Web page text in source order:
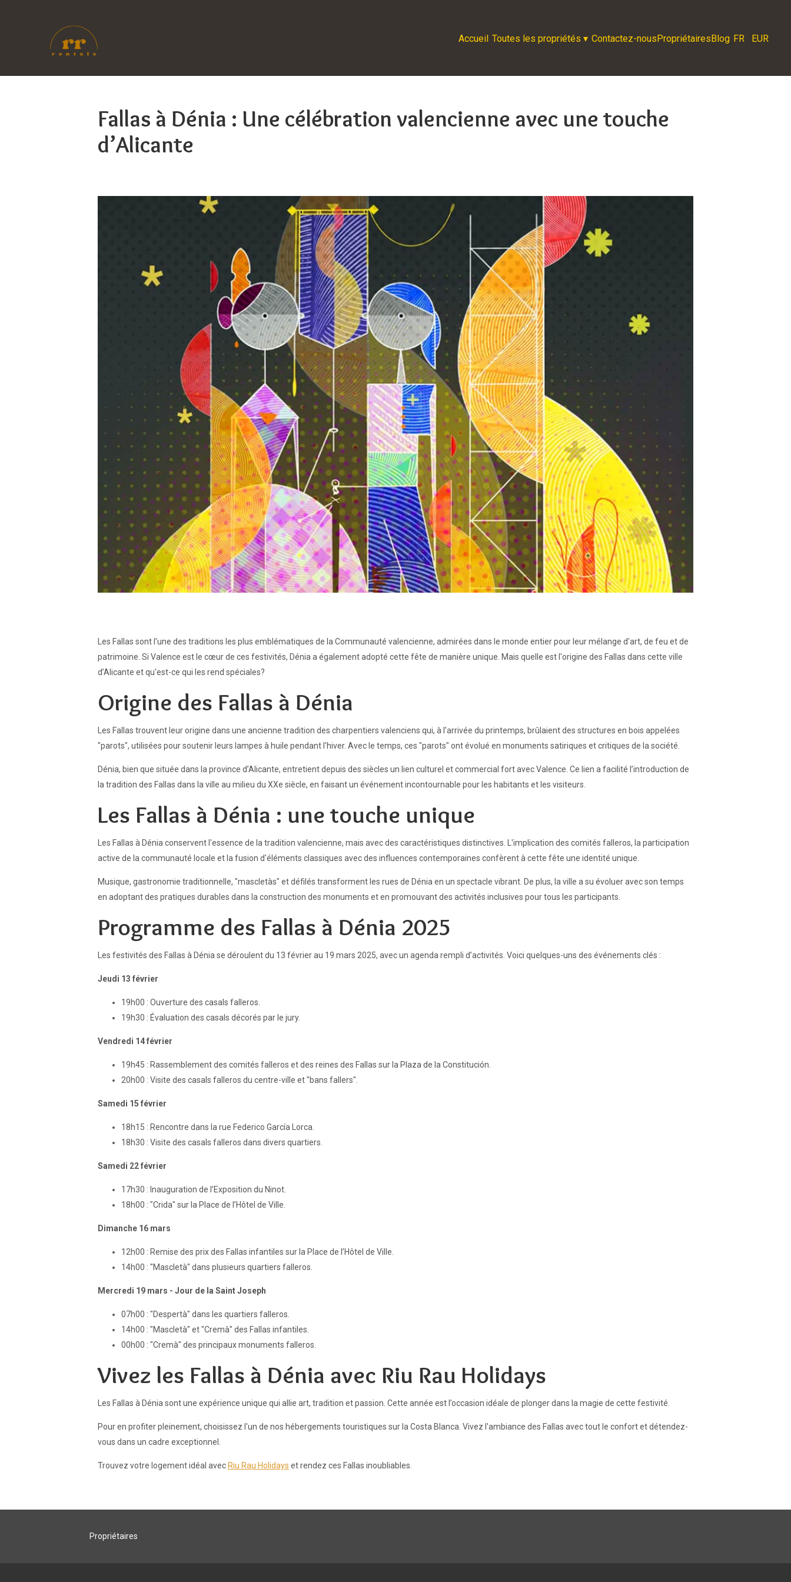
Accueil Toutes les propriétés ▾ Contactez-nousPropriétairesBlog FR EUR
Fallas à Dénia : Une célébration valencienne avec une touche
d’Alicante
Les Fallas sont l'une des traditions les plus emblématiques de la Communauté valencienne, admirées dans le monde entier pour leur mélange d'art, de feu et de
patrimoine. Si Valence est le cœur de ces festivités, Dénia a également adopté cette fête de manière unique. Mais quelle est l'origine des Fallas dans cette ville
d’Alicante et qu'est-ce qui les rend spéciales?
Origine des Fallas à Dénia
Les Fallas trouvent leur origine dans une ancienne tradition des charpentiers valenciens qui, à l'arrivée du printemps, brûlaient des structures en bois appelées
"parots", utilisées pour soutenir leurs lampes à huile pendant l'hiver. Avec le temps, ces "parots" ont évolué en monuments satiriques et critiques de la société.
Dénia, bien que située dans la province d’Alicante, entretient depuis des siècles un lien culturel et commercial fort avec Valence. Ce lien a facilité l’introduction de
la tradition des Fallas dans la ville au milieu du XXe siècle, en faisant un événement incontournable pour les habitants et les visiteurs.
Les Fallas à Dénia : une touche unique
Les Fallas à Dénia conservent l'essence de la tradition valencienne, mais avec des caractéristiques distinctives. L'implication des comités falleros, la participation
active de la communauté locale et la fusion d'éléments classiques avec des influences contemporaines confèrent à cette fête une identité unique.
Musique, gastronomie traditionnelle, "mascletàs" et défilés transforment les rues de Dénia en un spectacle vibrant. De plus, la ville a su évoluer avec son temps
en adoptant des pratiques durables dans la construction des monuments et en promouvant des activités inclusives pour tous les participants.
Programme des Fallas à Dénia 2025
Les festivités des Fallas à Dénia se déroulent du 13 février au 19 mars 2025, avec un agenda rempli d’activités. Voici quelques-uns des événements clés :
Jeudi 13 février
19h00 : Ouverture des casals falleros.
19h30 : Évaluation des casals décorés par le jury.
Vendredi 14 février
19h45 : Rassemblement des comités falleros et des reines des Fallas sur la Plaza de la Constitución.
20h00 : Visite des casals falleros du centre-ville et "bans fallers".
Samedi 15 février
18h15 : Rencontre dans la rue Federico García Lorca.
18h30 : Visite des casals falleros dans divers quartiers.
Samedi 22 février
17h30 : Inauguration de l’Exposition du Ninot.
18h00 : "Crida" sur la Place de l’Hôtel de Ville.
Dimanche 16 mars
12h00 : Remise des prix des Fallas infantiles sur la Place de l’Hôtel de Ville.
14h00 : "Mascletà" dans plusieurs quartiers falleros.
Mercredi 19 mars - Jour de la Saint Joseph
07h00 : "Despertà" dans les quartiers falleros.
14h00 : "Mascletà" et "Cremà" des Fallas infantiles.
00h00 : "Cremà" des principaux monuments falleros.
Vivez les Fallas à Dénia avec Riu Rau Holidays
Les Fallas à Dénia sont une expérience unique qui allie art, tradition et passion. Cette année est l’occasion idéale de plonger dans la magie de cette festivité.
Pour en profiter pleinement, choisissez l'un de nos hébergements touristiques sur la Costa Blanca. Vivez l'ambiance des Fallas avec tout le confort et détendez-
vous dans un cadre exceptionnel.
Trouvez votre logement idéal avec Riu Rau Holidays et rendez ces Fallas inoubliables.
Propriétaires